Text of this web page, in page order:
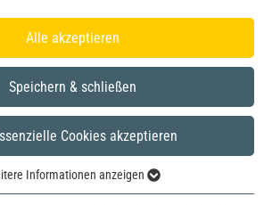
Alle akzeptieren
Speichern & schließen
Cookies akzeptieren
Informationen anzeigen